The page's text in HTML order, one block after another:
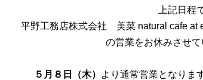
上記日程
平野工務店株式会社 美菜 natural cafe
の営業をお休みさせて
５月８日（木） より通常営業となりま